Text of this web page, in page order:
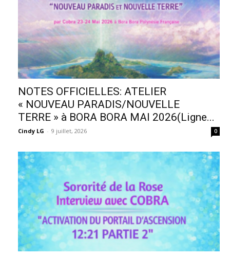
NOTES OFFICIELLES: ATELIER
« NOUVEAU PARADIS/NOUVELLE
TERRE » à BORA BORA MAI 2026(Ligne...
Cindy LG - 9 juillet, 2026 0